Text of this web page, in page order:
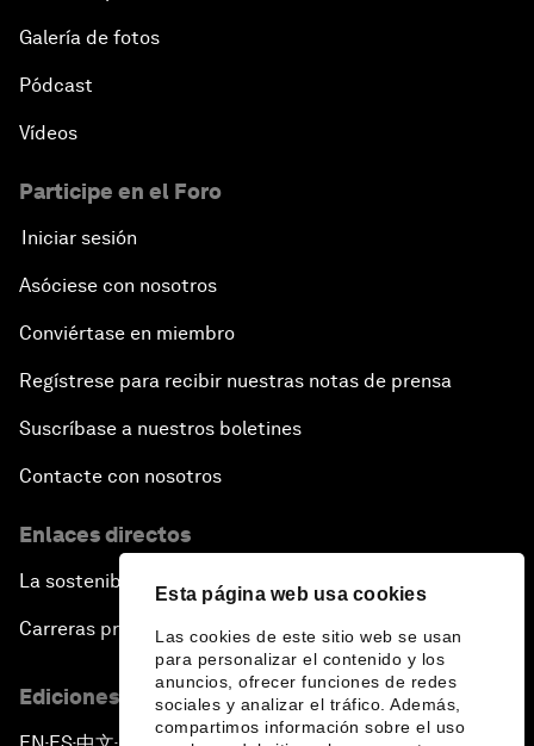
Esta página web usa cookies
Las cookies de este sitio web se usan
para personalizar el contenido y los
anuncios, ofrecer funciones de redes
sociales y analizar el tráfico. Además,
compartimos información sobre el uso
Galería de fotos
Pódcast
Vídeos
Participe en el Foro
Iniciar sesión
Asóciese con nosotros
Conviértase en miembro
Regístrese para recibir nuestras notas de prensa
Suscríbase a nuestros boletines
Contacte con nosotros
Enlaces directos
La sostenibilidad en el Foro
Carreras profesionales
Ediciones en otros idiomas
▪ ▪ ▪